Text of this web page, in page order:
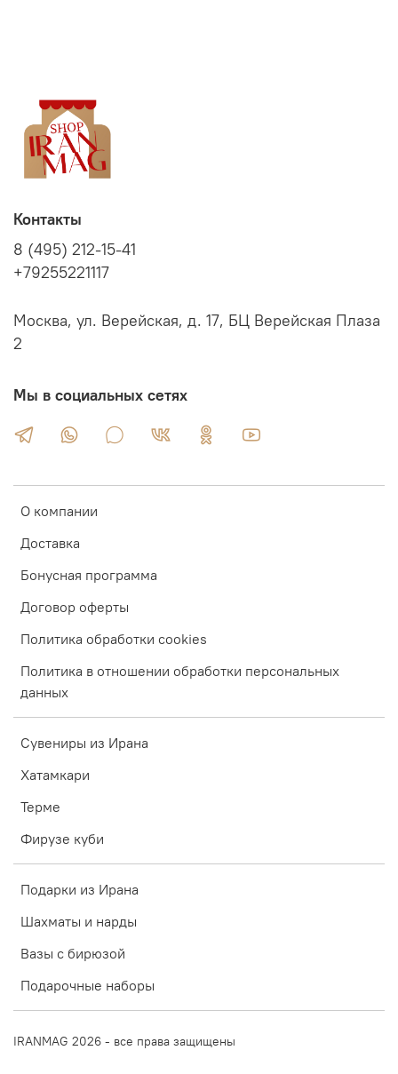
О компании
Доставка
Бонусная программа
Договор оферты
Политика обработки cookies
Политика в отношении обработки персональных
данных
Сувениры из Ирана
Хатамкари
Терме
Фирузе куби
Подарки из Ирана
Шахматы и нарды
Вазы с бирюзой
Подарочные наборы
Контакты
8 (495) 212-15-41
+79255221117
Москва, ул. Верейская, д. 17, БЦ Верейская Плаза
2
Мы в социальных сетях
IRANMAG 2026 - все права защищены